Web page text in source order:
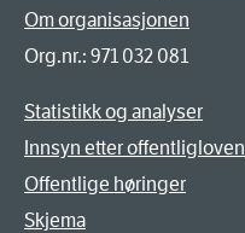
Om organisasjonen
Org.nr.: 971 032 081
Statistikk og analyser
Innsyn etter offentligloven
Offentlige høringer
Skjema